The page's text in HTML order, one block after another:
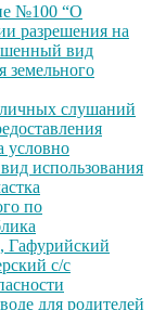
№100 “О
разрешения на
вид
земельного
слушаний
условно
использования
по
Гафурийский
с/с
для родителей